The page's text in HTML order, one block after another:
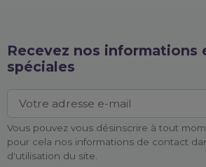
Recevez nos informations
spéciales
Vous pouvez vous désinscrire à tout
pour cela nos informations de contact
d'utilisation du site.